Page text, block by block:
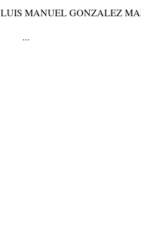
LUIS MANUEL GONZALEZ
...